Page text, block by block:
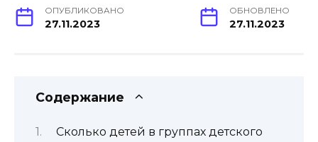
ОПУБЛИКОВАНО
27.11.2023
ОБНОВЛЕНО
27.11.2023
Содержание
Сколько детей в группах детского